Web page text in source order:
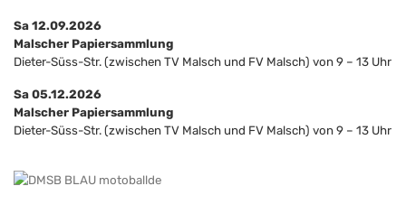
Sa 12.09.2026
Malscher Papiersammlung
Dieter-Süss-Str. (zwischen TV Malsch und FV Malsch) von 9 – 13 Uhr
Sa 05.12.2026
Malscher Papiersammlung
Dieter-Süss-Str. (zwischen TV Malsch und FV Malsch) von 9 – 13 Uhr